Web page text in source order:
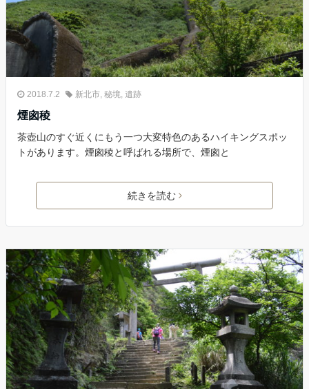
2018.7.2 新北市, 秘境, 遺跡
煙囪稜
茶壺山のすぐ近くにもう一つ大変特色のあるハイキングスポッ
トがあります。煙囪稜と呼ばれる場所で、煙囪と
続きを読む